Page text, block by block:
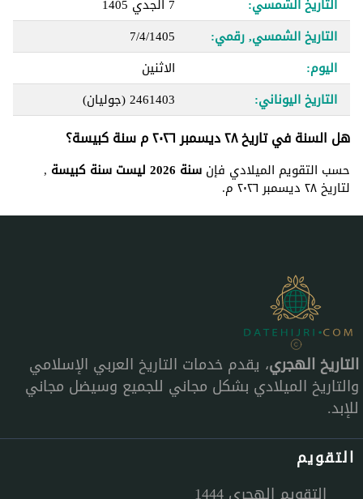
التاريخ الشمسي:
7 الجدي 1405
التاريخ الشمسي, رقمي:
7/4/1405
اليوم:
الاثنين
التاريخ اليوناني:
2461403(جوليان)
هل السنة في تاريخ ٢٨ ديسمبر ٢٠٢٦ م سنة كبيسة؟
حسب التقويم الميلادي فإن سنة 2026 ليست سنة كبيسة ,
لتاريخ ٢٨ ديسمبر ٢٠٢٦ م.
التاريخ الهجري، يقدم خدمات التاريخ العربي الإسلامي
والتاريخ الميلادي بشكل مجاني للجميع وسيضل مجاني
للإبد.
التقويم